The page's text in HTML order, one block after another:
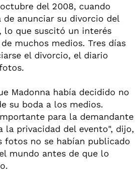
del 2008, cuando
de anunciar su divorcio del
lo que suscitó un interés
muchos medios. Tres días
el divorcio, el diario
Madonna había decidido no
su boda a los medios.
para la demandante
la privacidad del evento", dijo,
fotos no se habían publicado
mundo antes de que lo